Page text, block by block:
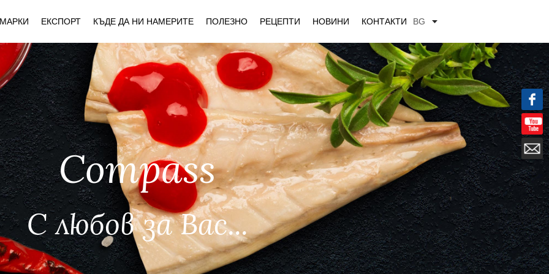
BG
МАРКИ ЕКСПОРТ КЪДЕ ДА НИ НАМЕРИТЕ ПОЛЕЗНО РЕЦЕПТИ НОВИНИ КОНТАКТИ
Compass
С любов за Вас...